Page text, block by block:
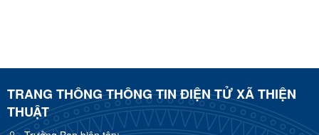
TRANG THÔNG THÔNG TIN ĐIỆN TỬ XÃ THIỆN
THUẬT